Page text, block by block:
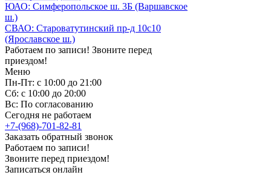
ЮАО: Симферопольское ш. 3Б (Варшавское
ш.)
СВАО: Староватутинский пр-д 10с10
(Ярославское ш.)
Работаем по записи! Звоните перед
приездом!
Меню
Пн-Пт: с 10:00 до 21:00
Сб: с 10:00 до 20:00
Вс: По согласованию
Сегодня не работаем
+7-(968)-701-82-81
Заказать обратный звонок
Работаем по записи!
Звоните перед приездом!
Записаться онлайн